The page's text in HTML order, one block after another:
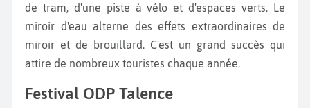
de tram, d'une piste à vélo et d'espaces verts. Le
miroir d'eau alterne des effets extraordinaires de
miroir et de brouillard. C'est un grand succès qui
attire de nombreux touristes chaque année.
Festival ODP Talence